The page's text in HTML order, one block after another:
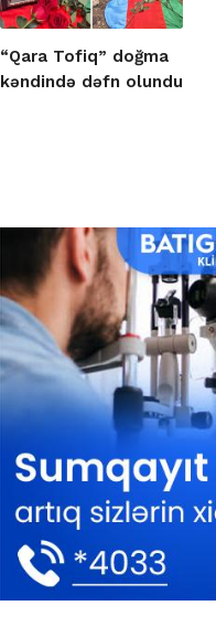
“Qara Tofiq” doğma
kəndində dəfn olundu